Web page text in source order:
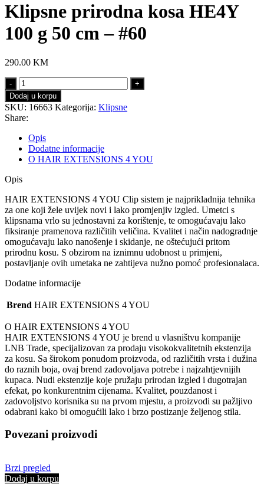
Klipsne prirodna kosa HE4Y
100 g 50 cm – #60
290.00 KM
Klipsne
prirodna
kosa
HE4Y
100
g
50
cm
#60
Dodaj u korpu
SKU: 16663 Kategorija: Klipsne
Share:
Opis
Dodatne informacije
O HAIR EXTENSIONS 4 YOU
Opis
HAIR EXTENSIONS 4 YOU Clip sistem je najprikladnija tehnika
za one koji žele uvijek novi i lako promjenjiv izgled. Umetci s
klipsnama vrlo su jednostavni za korištenje, te omogućavaju lako
fiksiranje pramenova različitih veličina. Kvalitet i način nadogradnje
omogućavaju lako nanošenje i skidanje, ne oštećujući pritom
prirodnu kosu. S obzirom na iznimnu udobnost u primjeni,
postavljanje ovih umetaka ne zahtijeva nužno pomoć profesionalaca.
Dodatne informacije
Brend HAIR EXTENSIONS 4 YOU
O HAIR EXTENSIONS 4 YOU
HAIR EXTENSIONS 4 YOU je brend u vlasništvu kompanije
LNB Trade, specijalizovan za prodaju visokokvalitetnih ekstenzija
za kosu. Sa širokom ponudom proizvoda, od različitih vrsta i dužina
do raznih boja, ovaj brend zadovoljava potrebe i najzahtjevnijih
kupaca. Nudi ekstenzije koje pružaju prirodan izgled i dugotrajan
efekat, po konkurentnim cijenama. Kvalitet, pouzdanost i
zadovoljstvo korisnika su na prvom mjestu, a proizvodi su pažljivo
odabrani kako bi omogućili lako i brzo postizanje željenog stila.
Povezani proizvodi
Brzi pregled
Dodaj u korpu